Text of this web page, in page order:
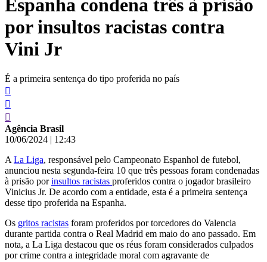
conteúdo
Espanha condena três à prisão
por insultos racistas contra
Vini Jr
É a primeira sentença do tipo proferida no país
Agência Brasil
10/06/2024 | 12:43
A La Liga, responsável pelo Campeonato Espanhol de futebol,
anunciou nesta segunda-feira 10 que três pessoas foram condenadas
à prisão porinsultos racistas proferidos contra o jogador brasileiro
Vinicius Jr. De acordo com a entidade, esta é a primeira sentença
desse tipo proferida na Espanha.
Os gritos racistas foram proferidos por torcedores do Valencia
durante partida contra o Real Madrid em maio do ano passado. Em
nota, a La Liga destacou que os réus foram considerados culpados
por crime contra a integridade moral com agravante de